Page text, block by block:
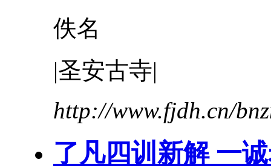
佚名
|圣安古寺|
http://www.fjdh.cn/
了凡四训新解 一